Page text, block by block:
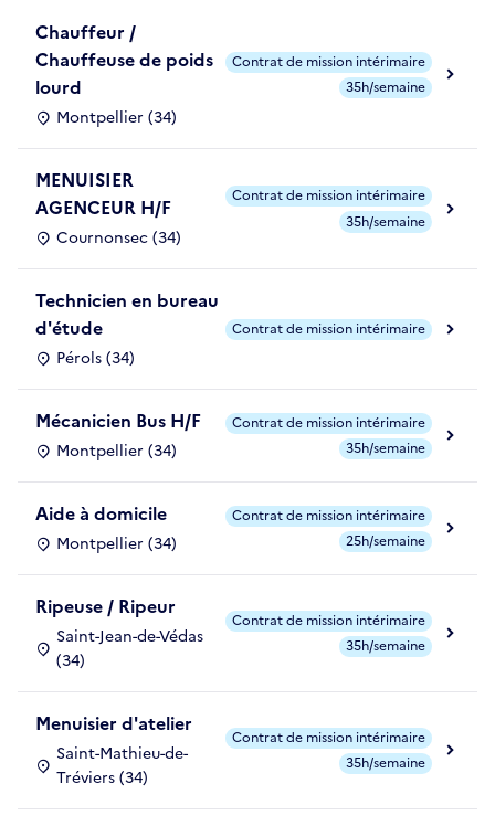
Chauffeur /
Chauffeuse de poids
lourd
Montpellier (34)
Contrat de mission intérimaire
35h/semaine
MENUISIER
AGENCEUR H/F
Cournonsec (34)
Contrat de mission intérimaire
35h/semaine
Technicien en bureau
d'étude
Pérols (34)
Contrat de mission intérimaire
Mécanicien Bus H/F
Montpellier (34)
Contrat de mission intérimaire
35h/semaine
Aide à domicile
Montpellier (34)
Contrat de mission intérimaire
25h/semaine
Ripeuse / Ripeur
Saint-Jean-de-Védas
(34)
Contrat de mission intérimaire
35h/semaine
Menuisier d'atelier
Saint-Mathieu-de-
Tréviers (34)
Contrat de mission intérimaire
35h/semaine